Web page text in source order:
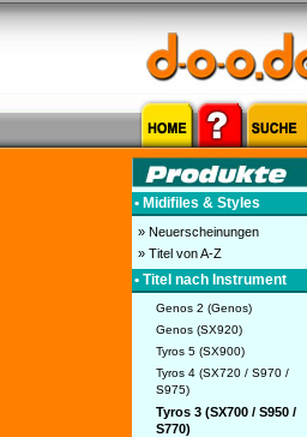
• Midifiles & Styles
» Neuerscheinungen
» Titel von A-Z
• Titel nach Instrument
Genos 2 (Genos)
Genos (SX920)
Tyros 5 (SX900)
Tyros 4 (SX720 / S970 /
S975)
Tyros 3 (SX700 / S950 /
S770)